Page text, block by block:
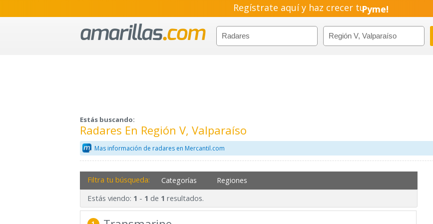
Regístrate aquí y haz crecer tuEmprendimiento!
Estás buscando:
Radares En Región V, Valparaíso
Mas información de radares en Mercantil.com
Filtra tu búsqueda: Categorías Regiones
Estás viendo: 1 - 1 de 1 resultados.